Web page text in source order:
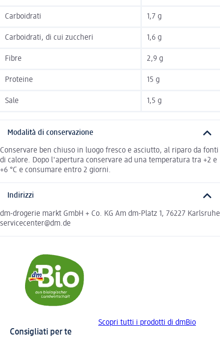
Carboidrati 1,7 g
Carboidrati, di cui zuccheri 1,6 g
Fibre 2,9 g
Proteine 15 g
Sale 1,5 g
Modalità di conservazione
Conservare ben chiuso in luogo fresco e asciutto, al riparo da fonti
di calore. Dopo l'apertura conservare ad una temperatura tra +2 e
+6 °C e consumare entro 2 giorni.
Indirizzi
dm-drogerie markt GmbH + Co. KG Am dm-Platz 1, 76227 Karlsruhe
servicecenter@dm.de
Scopri tutti i prodotti di dmBio
Consigliati per te